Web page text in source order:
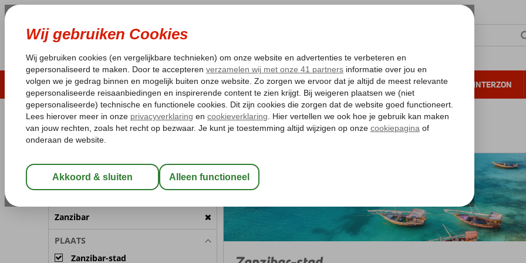
LAST MINUTE ZOMER 2026 ZONVAKANTIE VERRE REIZEN ALL INCLUSIVE WINTERZON
Pakketgarantie Laagsteprijsgarantie* Gratis annuleren*
REISGEZELSCHAP
Wijzig Reisgezelschap
Zanzibar
PLAATS
Zanzibar-stad